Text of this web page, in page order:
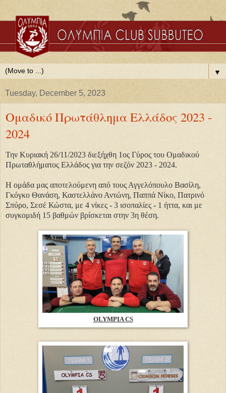
▼
Tuesday, December 5, 2023
Ομαδικό Πρωτάθλημα Ελλάδος 2023 -
2024
Την Κυριακή 26/11/2023 διεξήχθη 1ος Γύρος του Ομαδικού
Πρωταθλήματος Ελλάδος για την σεζόν 2023 - 2024.
Η ομάδα μας αποτελούμενη από τους Αγγελόπουλο Βασίλη,
Γκόγκο Θανάση, Καστελλάνο Αντώνη, Παππά Νίκο, Πατρινό
Σπύρο, Σεσέ Κώστα, με 4 νίκες - 3 ισοπαλίες - 1 ήττα, και με
συγκομιδή 15 βαθμών βρίσκεται στην 3η θέση.
OLYMPIA CS